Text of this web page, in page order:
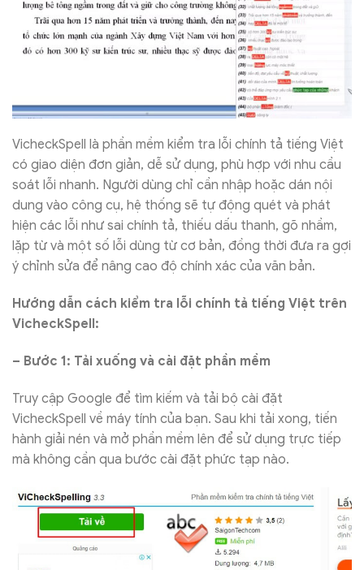
VicheckSpell là phần mềm kiểm tra lỗi chính tả tiếng Việt
có giao diện đơn giản, dễ sử dụng, phù hợp với nhu cầu
soát lỗi nhanh. Người dùng chỉ cần nhập hoặc dán nội
dung vào công cụ, hệ thống sẽ tự động quét và phát
hiện các lỗi như sai chính tả, thiếu dấu thanh, gõ nhầm,
lặp từ và một số lỗi dùng từ cơ bản, đồng thời đưa ra gợi
ý chỉnh sửa để nâng cao độ chính xác của văn bản.
Hướng dẫn cách kiểm tra lỗi chính tả tiếng Việt trên
VicheckSpell:
– Bước 1: Tải xuống và cài đặt phần mềm
Truy cập Google để tìm kiếm và tải bộ cài đặt
VicheckSpell về máy tính của bạn. Sau khi tải xong, tiến
hành giải nén và mở phần mềm lên để sử dụng trực tiếp
mà không cần qua bước cài đặt phức tạp nào.